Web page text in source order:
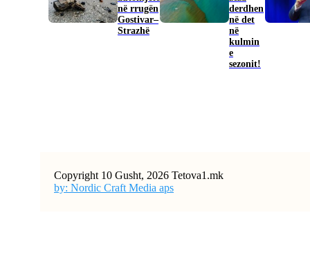
në rrugën
Gostivar–
Strazhë
derdhen
në det
në
kulmin
e
sezonit!
Copyright 10 Gusht, 2026 Tetova1.mk
by: Nordic Craft Media aps